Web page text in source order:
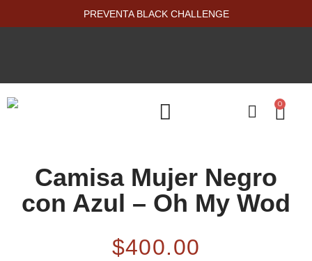
PREVENTA BLACK CHALLENGE
0
Camisa Mujer Negro
con Azul – Oh My Wod
$400.00